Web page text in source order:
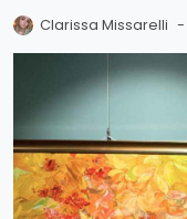
Clarissa Missarelli -